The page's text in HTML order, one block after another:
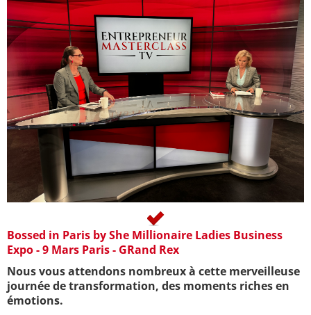
Bossed in Paris by She Millionaire Ladies Business
Expo - 9 Mars Paris - GRand Rex
Nous vous attendons nombreux à cette merveilleuse
journée de transformation, des moments riches en
émotions.